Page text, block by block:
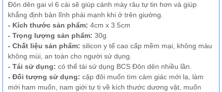
Đôn dên gai vỉ 6 cái sẽ giúp cánh mày râu tự tin hơn và giúp
khẳng định bản lĩnh phái mạnh khi ở trên giường.
- Kích thước sản phẩm: 4cm x 3.5cm
- Trọng lượng sản phẩm: 30g
- Chất liệu sản phẩm: silicon y tế cao cấp mềm mại, không màu
không mùi, an toàn cho người sử dụng.
- Tái sử dụng: có thể tái sử dụng BCS Đôn dên nhiều lần.
- Đối tượng sử dụng: cặp đôi muốn tìm cảm giác mới lạ, làm
mới ham muốn, nam giới tự ti về kích thước dương vật, muốn